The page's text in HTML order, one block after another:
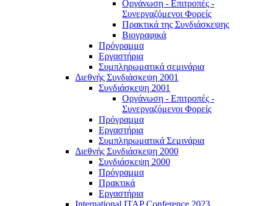
Οργάνωση - Επιτροπές -
Συνεργαζόμενοι Φορείς
Πρακτικά της Συνδιάσκεψης
Βιογραφικά
Πρόγραμμα
Εργαστήρια
Συμπληρωματικά σεμινάρια
Διεθνής Συνδιάσκεψη 2001
Συνδιάσκεψη 2001
Οργάνωση - Επιτροπές -
Συνεργαζόμενοι Φορείς
Πρόγραμμα
Εργαστήρια
Συμπληρωματικά Σεμινάρια
Διεθνής Συνδιάσκεψη 2000
Συνδιάσκεψη 2000
Πρόγραμμα
Πρακτικά
Εργαστήρια
International ITAP Conference 2023